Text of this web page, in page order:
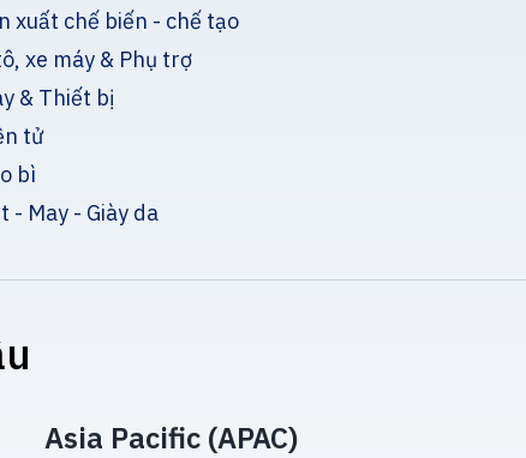
xuất chế biến - chế tạo
xe máy & Phụ trợ
& Thiết bị
tử
bì
- May - Giày da
Asia Pacific (APAC)